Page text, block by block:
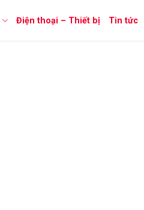
Điện thoại – Thiết bị Tin tức